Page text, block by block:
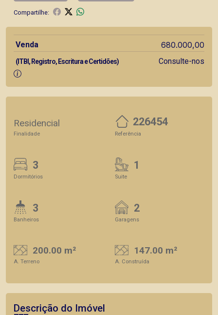
Compartilhe:
Venda 680.000,00
(ITBI, Registro, Escritura e Certidões) Consulte-nos
Residencial
Finalidade
226454
Referência
3
Dormitórios
1
Suite
3
Banheiros
2
Garagens
200.00 m²
A. Terreno
147.00 m²
A. Construída
Descrição do Imóvel